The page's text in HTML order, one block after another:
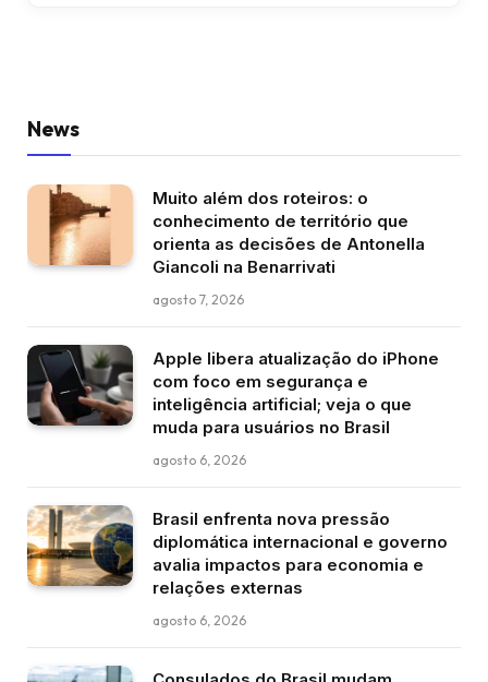
News
Muito além dos roteiros: o
conhecimento de território que
orienta as decisões de Antonella
Giancoli na Benarrivati
agosto 7, 2026
Apple libera atualização do iPhone
com foco em segurança e
inteligência artificial; veja o que
muda para usuários no Brasil
agosto 6, 2026
Brasil enfrenta nova pressão
diplomática internacional e governo
avalia impactos para economia e
relações externas
agosto 6, 2026